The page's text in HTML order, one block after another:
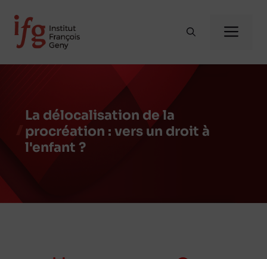
contenu
La délocalisation de la
procréation : vers un droit à
l'enfant ?